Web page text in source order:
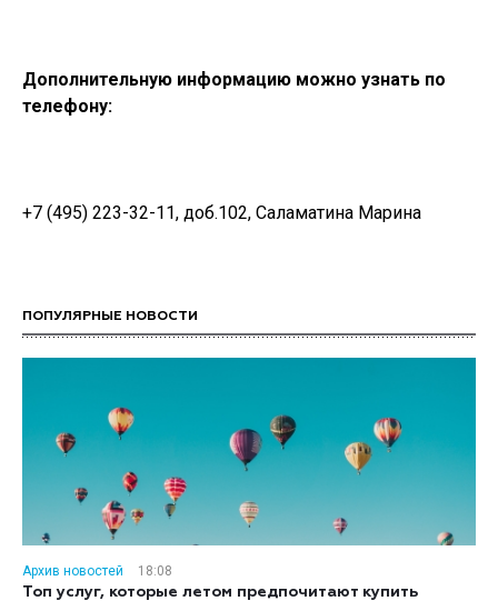
Дополнительную информацию можно узнать по
телефону:
+7 (495) 223-32-11, доб.102, Саламатина Марина
ПОПУЛЯРНЫЕ НОВОСТИ
Архив новостей
18:08
Топ услуг, которые летом предпочитают купить